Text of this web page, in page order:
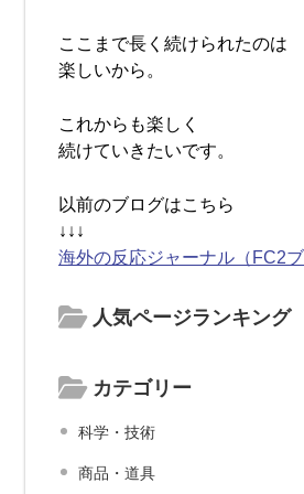
ここまで長く続けられたのは
楽しいから。
これからも楽しく
続けていきたいです。
以前のブログはこちら
↓↓↓
海外の反応ジャーナル（FC2ブ
人気ページランキング
カテゴリー
科学・技術
商品・道具